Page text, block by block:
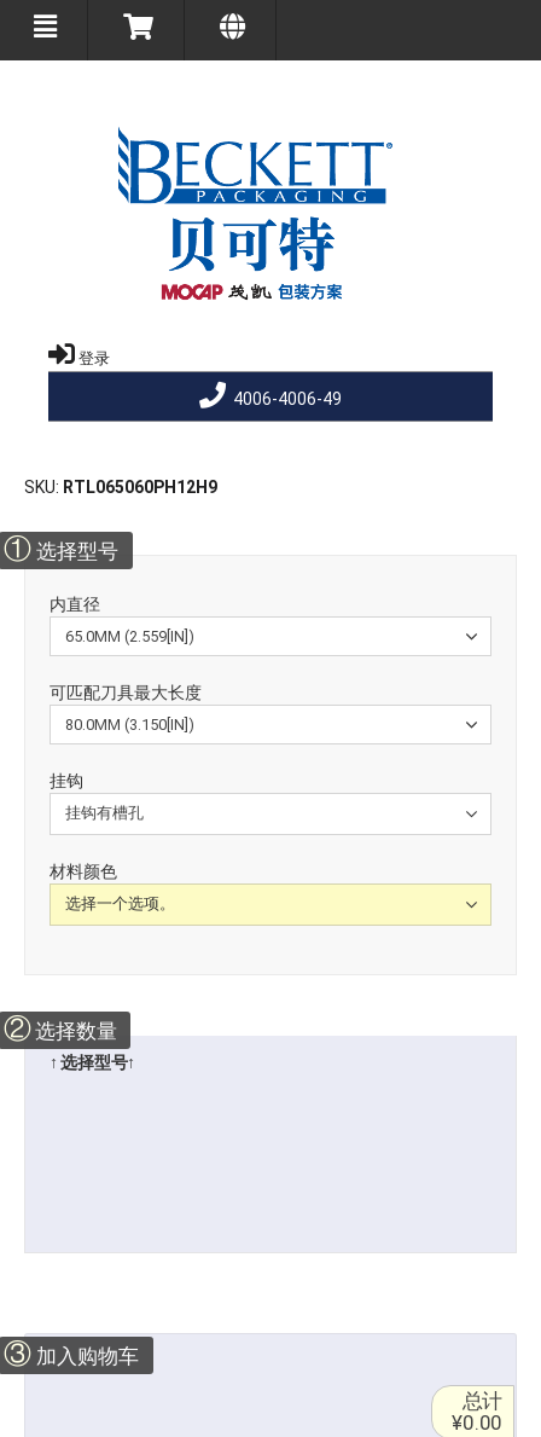
登录
4006-4006-49
SKU RTL065060PH12H9
① 选择型号
内直径
可匹配刀具最大长度
挂钩
材料颜色
②选择数量
↑ 选择型号↑
③ 加入购物车
总计
¥0.00